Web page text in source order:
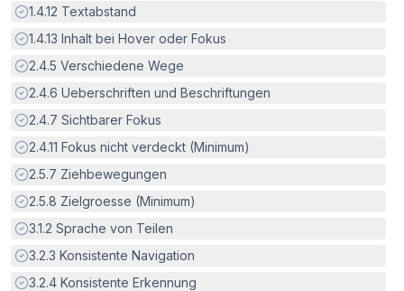
Erfüllt:
1.4.12 Textabstand
Erfüllt:
1.4.13 Inhalt bei Hover oder Fokus
Erfüllt:
2.4.5 Verschiedene Wege
Erfüllt:
2.4.6 Ueberschriften und Beschriftungen
Erfüllt:
2.4.7 Sichtbarer Fokus
Erfüllt:
2.4.11 Fokus nicht verdeckt (Minimum)
Erfüllt:
2.5.7 Ziehbewegungen
Erfüllt:
2.5.8 Zielgroesse (Minimum)
Erfüllt:
3.1.2 Sprache von Teilen
Erfüllt:
3.2.3 Konsistente Navigation
Erfüllt:
3.2.4 Konsistente Erkennung